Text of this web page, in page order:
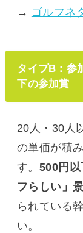
→ ゴルフネ
タイプB：参
下の参加賞
20人・30人
の単価が積
す。 500円
フらしい」
られている
い。